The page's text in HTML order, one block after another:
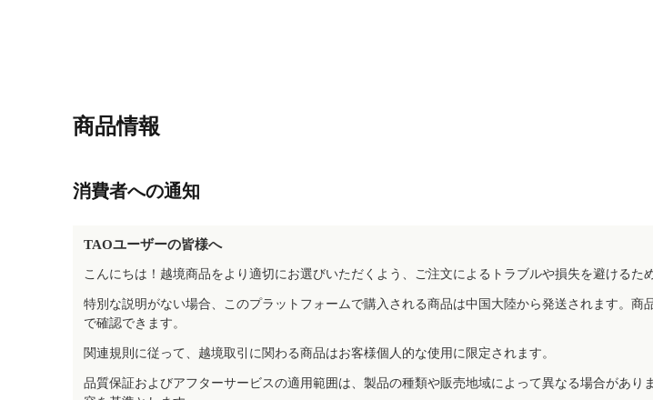
商品情報
消費者への通知
TAOユーザーの皆様へ
こんにちは！越境商品をより適切にお選びいただくよう、ご注文によるトラブルや損失を避けるた
特別な説明がない場合、このプラットフォームで購入される商品は中国大陸から発送されます。
で確認できます。
関連規則に従って、越境取引に関わる商品はお客様個人的な使用に限定されます。
品質保証およびアフターサービスの適用範囲は、製品の種類や販売地域によって異なる場合があ